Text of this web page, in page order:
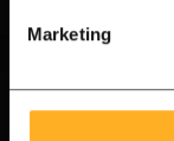
Marketing